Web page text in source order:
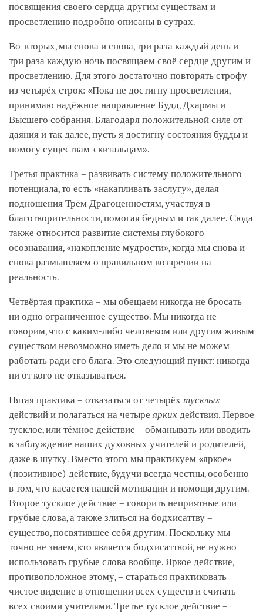
посвящения своего сердца другим существам и
просветлению подробно описаны в сутрах.
Во-вторых, мы снова и снова, три раза каждый день и
три раза каждую ночь посвящаем своё сердце другим и
просветлению. Для этого достаточно повторять строфу
из четырёх строк: «Пока не достигну просветления,
принимаю надёжное направление Будд, Дхармы и
Высшего собрания. Благодаря положительной силе от
даяния и так далее, пусть я достигну состояния будды и
помогу существам-скитальцам».
Третья практика – развивать систему положительного
потенциала, то есть «накапливать заслугу», делая
подношения Трём Драгоценностям, участвуя в
благотворительности, помогая бедным и так далее. Сюда
также относится развитие системы глубокого
осознавания, «накопление мудрости», когда мы снова и
снова размышляем о правильном воззрении на
реальность.
Четвёртая практика – мы обещаем никогда не бросать
ни одно ограниченное существо. Мы никогда не
говорим, что с каким-либо человеком или другим живым
существом невозможно иметь дело и мы не можем
работать ради его блага. Это следующий пункт: никогда
ни от кого не отказываться.
Пятая практика – отказаться от четырёх тусклых
действий и полагаться на четыре ярких действия. Первое
тусклое, или тёмное действие – обманывать или вводить
в заблуждение наших духовных учителей и родителей,
даже в шутку. Вместо этого мы практикуем «яркое»
(позитивное) действие, будучи всегда честны, особенно
в том, что касается нашей мотивации и помощи другим.
Второе тусклое действие – говорить неприятные или
грубые слова, а также злиться на бодхисаттву –
существо, посвятившее себя другим. Поскольку мы
точно не знаем, кто является бодхисаттвой, не нужно
использовать грубые слова вообще. Яркое действие,
противоположное этому, – стараться практиковать
чистое видение в отношении всех существ и считать
всех своими учителями. Третье тусклое действие –